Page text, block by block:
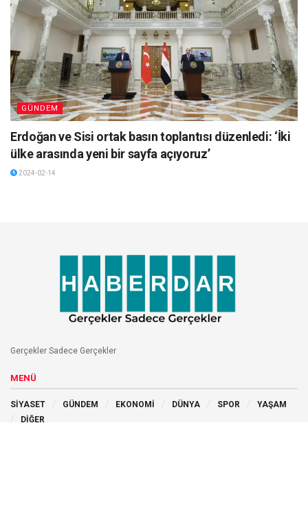
GÜNDEM
Erdoğan ve Sisi ortak basın toplantısı düzenledi: ‘İki
ülke arasında yeni bir sayfa açıyoruz’
2024-02-14
Gerçekler Sadece Gerçekler
MENÜ
SİYASET GÜNDEM EKONOMİ DÜNYA SPOR
YAŞAM
DİĞER